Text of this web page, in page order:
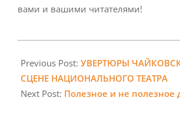
вами и вашими читателями!
06-
01
Previous Post: УВЕРТЮРЫ
СЦЕНЕ НАЦИОНАЛЬНОГО ТЕАТРА
Next Post: Полезное и не полезное